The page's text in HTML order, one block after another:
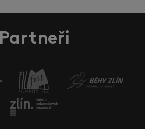
Partneři